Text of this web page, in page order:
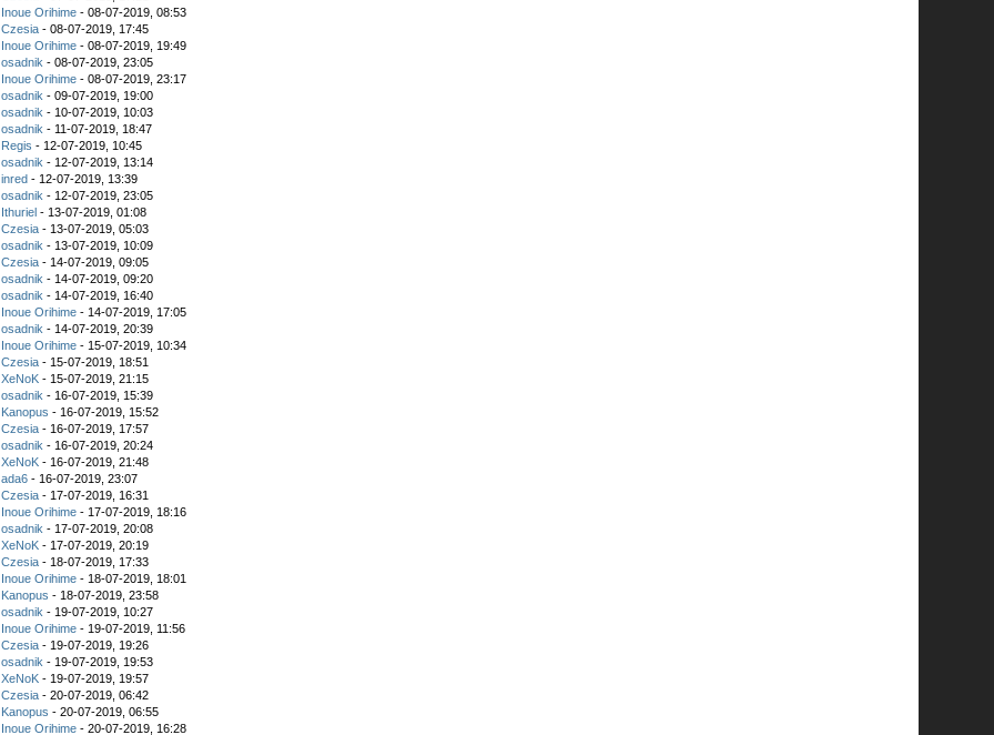
Inoue Orihime - 08-07-2019, 08:53
Czesia - 08-07-2019, 17:45
Inoue Orihime - 08-07-2019, 19:49
osadnik - 08-07-2019, 23:05
Inoue Orihime - 08-07-2019, 23:17
osadnik - 09-07-2019, 19:00
osadnik - 10-07-2019, 10:03
osadnik - 11-07-2019, 18:47
Regis - 12-07-2019, 10:45
osadnik - 12-07-2019, 13:14
inred - 12-07-2019, 13:39
osadnik - 12-07-2019, 23:05
Ithuriel - 13-07-2019, 01:08
Czesia - 13-07-2019, 05:03
osadnik - 13-07-2019, 10:09
Czesia - 14-07-2019, 09:05
osadnik - 14-07-2019, 09:20
osadnik - 14-07-2019, 16:40
Inoue Orihime - 14-07-2019, 17:05
osadnik - 14-07-2019, 20:39
Inoue Orihime - 15-07-2019, 10:34
Czesia - 15-07-2019, 18:51
XeNoK - 15-07-2019, 21:15
osadnik - 16-07-2019, 15:39
Kanopus - 16-07-2019, 15:52
Czesia - 16-07-2019, 17:57
osadnik - 16-07-2019, 20:24
XeNoK - 16-07-2019, 21:48
ada6 - 16-07-2019, 23:07
Czesia - 17-07-2019, 16:31
Inoue Orihime - 17-07-2019, 18:16
osadnik - 17-07-2019, 20:08
XeNoK - 17-07-2019, 20:19
Czesia - 18-07-2019, 17:33
Inoue Orihime - 18-07-2019, 18:01
Kanopus - 18-07-2019, 23:58
osadnik - 19-07-2019, 10:27
Inoue Orihime - 19-07-2019, 11:56
Czesia - 19-07-2019, 19:26
osadnik - 19-07-2019, 19:53
XeNoK - 19-07-2019, 19:57
Czesia - 20-07-2019, 06:42
Kanopus - 20-07-2019, 06:55
Inoue Orihime - 20-07-2019, 16:28